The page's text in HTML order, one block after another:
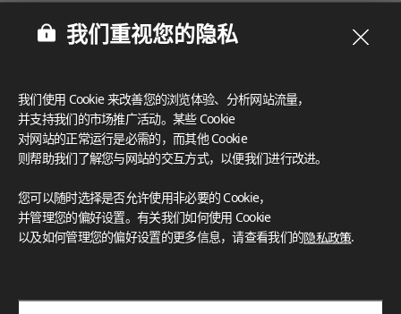
订阅我们的新闻通讯
我们重视您的隐私
我们使用 Cookie 来改善您的浏览体验、分析网站流量，
并支持我们的市场推广活动。某些 Cookie
对网站的正常运行是必需的，而其他 Cookie
则帮助我们了解您与网站的交互方式，以便我们进行改进。
您可以随时选择是否允许使用非必要的 Cookie，
并管理您的偏好设置。有关我们如何使用 Cookie
以及如何管理您的偏好设置的更多信息，请查看我们的隐私政策.